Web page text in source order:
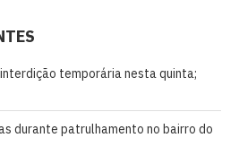
temporária nesta quinta;
durante patrulhamento no bairro do